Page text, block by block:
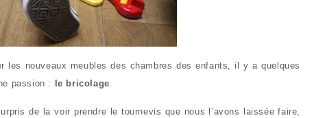
les nouveaux meubles des chambres des enfants, il y a quelques
passion :
le bricolage.
de la voir prendre le tournevis que nous l’avons laissée faire,